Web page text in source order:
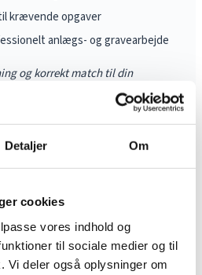
Detaljer Om
cookies
vores indhold og
til sociale medier og til
Vi deler også oplysninger om
krævende opgaver
anlægs- og gravearbejde
og korrekt match til din